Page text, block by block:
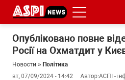
Опубліковано повне
Росії на Охматдит у
Новости » Політика
вт, 07/09/2024 - 14:42
Автор:АСПІ -